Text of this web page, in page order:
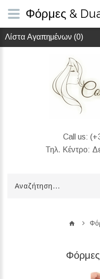
Call us:
Τηλ. Κέντρο:
Λίστα Αγαπημένων (0)
Φόρμες &